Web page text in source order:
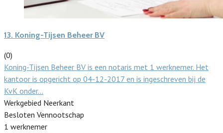
13. Koning-Tijsen Beheer BV
(0)
Koning-Tijsen Beheer BV is een notaris met 1 werknemer. Het
kantoor is opgericht op 04-12-2017 en is ingeschreven bij de
KvK onder…
Werkgebied Neerkant
Besloten Vennootschap
1 werknemer